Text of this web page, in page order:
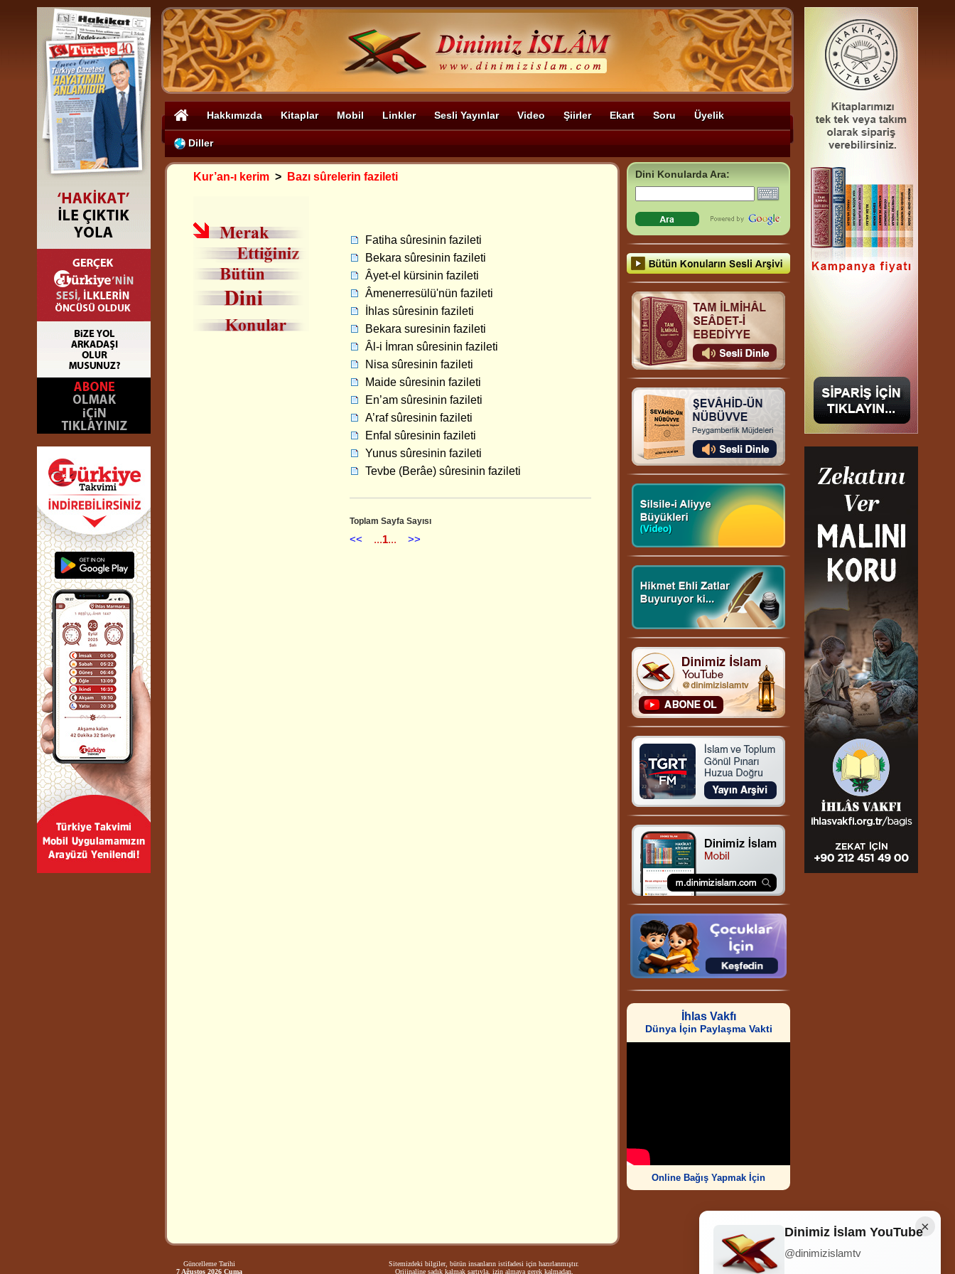
Hakkımızda Kitaplar Mobil Linkler Sesli Yayınlar Video Şiirler Ekart Soru Üyelik
Diller
Kur’an-ı kerim > Bazı sûrelerin fazileti
Fatiha sûresinin fazileti
Bekara sûresinin fazileti
Âyet-el kürsinin fazileti
Âmenerresülü'nün fazileti
İhlas sûresinin fazileti
Bekara suresinin fazileti
Âl-i İmran sûresinin fazileti
Nisa sûresinin fazileti
Maide sûresinin fazileti
En’am sûresinin fazileti
A’raf sûresinin fazileti
Enfal sûresinin fazileti
Yunus sûresinin fazileti
Tevbe (Berâe) sûresinin fazileti
Toplam Sayfa Sayısı
<< ...1... >>
Dini Konularda Ara:
İhlas Vakfı
Dünya İçin Paylaşma Vakti
Online Bağış Yapmak İçin
Güncelleme Tarihi
7 Ağustos 2026 Cuma
Sitemizdeki bilgiler, bütün insanların istifadesi için hazırlanmıştır.
Orijinaline sadık kalmak şartıyla, izin almaya gerek kalmadan,
Ziyaretçi Sayısı
252.010.608
×
Dinimiz İslam YouTube
@dinimizislamtv